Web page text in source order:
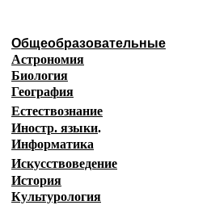
Общеобразовательные
Астрономия
Биология
География
Естествознание
Иностр. языки.
Информатика
Искусствоведение
История
Культурология